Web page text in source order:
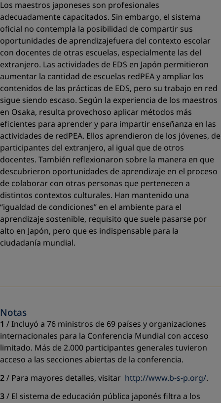
Los maestros japoneses son profesionales
adecuadamente capacitados. Sin embargo, el sistema
oﬁcial no contempla la posibilidad de compartir sus
oportunidades de aprendizajefuera del contexto escolar
con docentes de otras escuelas, especialmente las del
extranjero. Las actividades de EDS en Japón permitieron
aumentar la cantidad de escuelas redPEA y ampliar los
contenidos de las prácticas de EDS, pero su trabajo en red
sigue siendo escaso. Según la experiencia de los maestros
en Osaka, resulta provechoso aplicar métodos más
eﬁcientes para aprender y para impartir enseñanza en las
actividades de redPEA. Ellos aprendieron de los jóvenes, de
participantes del extranjero, al igual que de otros
docentes. También reﬂexionaron sobre la manera en que
descubrieron oportunidades de aprendizaje en el proceso
de colaborar con otras personas que pertenecen a
distintos contextos culturales. Han mantenido una
“igualdad de condiciones” en el ambiente para el
aprendizaje sostenible, requisito que suele pasarse por
alto en Japón, pero que es indispensable para la
ciudadanía mundial.
Notas
1 / Incluyó a 76 ministros de 69 países y organizaciones
internacionales para la Conferencia Mundial con acceso
limitado. Más de 2.000 participantes generales tuvieron
acceso a las secciones abiertas de la conferencia.
2/ Para mayores detalles, visitar http://www.b-s-p.org/.
3/ El sistema de educación pública japonés ﬁltra a los